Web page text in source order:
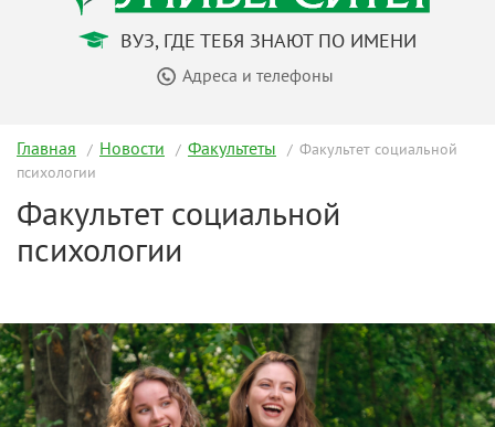
ВУЗ, ГДЕ ТЕБЯ ЗНАЮТ ПО ИМЕНИ
Адреса и телефоны
Главная Новости Факультеты
Факультет социальной
психологии
Факультет социальной
психологии